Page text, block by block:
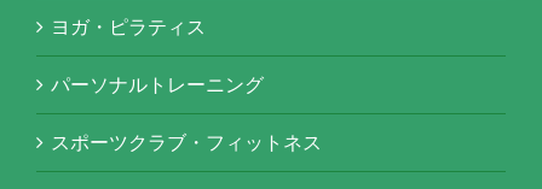
ヨガ・ピラティス
パーソナルトレーニング
スポーツクラブ・フィットネス